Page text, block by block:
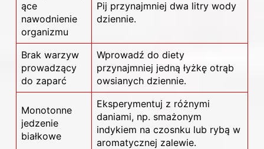
ące
nawodnienie
organizmu
Pij przynajmniej dwa litry wody
dziennie.
Brak warzyw
prowadzący
do zaparć
Wprowadź do diety
przynajmniej jedną łyżkę otrąb
owsianych dziennie.
Monotonne
jedzenie
białkowe
Eksperymentuj z różnymi
daniami, np. smażonym
indykiem na czosnku lub rybą w
aromatycznej zalewie.